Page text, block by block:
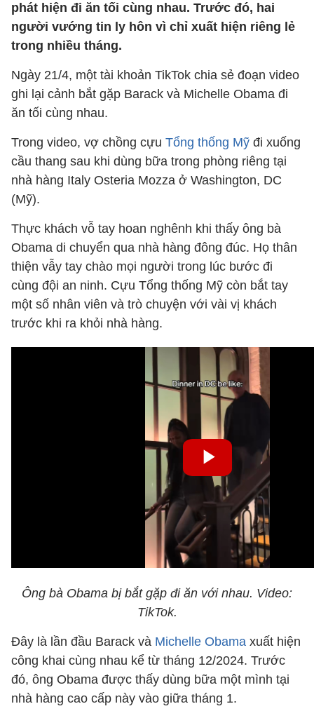
phát hiện đi ăn tối cùng nhau. Trước đó, hai
người vướng tin ly hôn vì chỉ xuất hiện riêng lẻ
trong nhiều tháng.
Ngày 21/4, một tài khoản TikTok chia sẻ đoạn video
ghi lại cảnh bắt gặp Barack và Michelle Obama đi
ăn tối cùng nhau.
Trong video, vợ chồng cựu Tổng thống Mỹ đi xuống
cầu thang sau khi dùng bữa trong phòng riêng tại
nhà hàng Italy Osteria Mozza ở Washington, DC
(Mỹ).
Thực khách vỗ tay hoan nghênh khi thấy ông bà
Obama di chuyển qua nhà hàng đông đúc. Họ thân
thiện vẫy tay chào mọi người trong lúc bước đi
cùng đội an ninh. Cựu Tổng thống Mỹ còn bắt tay
một số nhân viên và trò chuyện với vài vị khách
trước khi ra khỏi nhà hàng.
Ông bà Obama bị bắt gặp đi ăn với nhau. Video:
TikTok.
Đây là lần đầu Barack và Michelle Obama xuất hiện
công khai cùng nhau kể từ tháng 12/2024. Trước
đó, ông Obama được thấy dùng bữa một mình tại
nhà hàng cao cấp này vào giữa tháng 1.